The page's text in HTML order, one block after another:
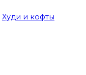
Худи и кофты